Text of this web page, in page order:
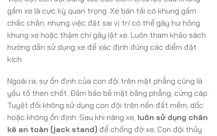
gầm xe là cực kỳ quan trọng. Xe bán tải có khung gầm
chắc chắn, nhưng việc đặt sai vị trí có thể gây hư hỏng
khung xe hoặc thậm chí gây lật xe. Luôn tham khảo sách
hướng dẫn sử dụng xe để xác định đúng các điểm đặt
kích.
Ngoài ra, sự ổn định của con đội trên mặt phẳng cũng là
yếu tố then chốt. Đảm bảo bề mặt bằng phẳng, cứng cáp.
Tuyệt đối không sử dụng con đội trên nền đất mềm, dốc
hoặc không ổn định. Sau khi nâng xe, luôn sử dụng chân
kê an toàn (jack stand) để chống đỡ xe. Con đội thủy